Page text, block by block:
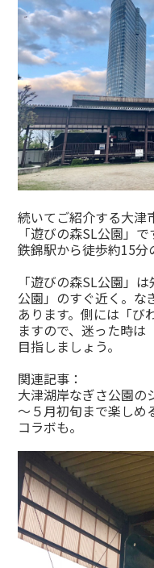
続いてご紹介する大津
「遊びの森SL公園」
鉄錦駅から徒歩約15分
「遊びの森SL公園」
公園」のすぐ近く。な
あります。側には「び
ますので、迷った時は
目指しましょう。
関連記事：
大津湖岸なぎさ公園の
～５月初旬まで楽しめ
コラボも。